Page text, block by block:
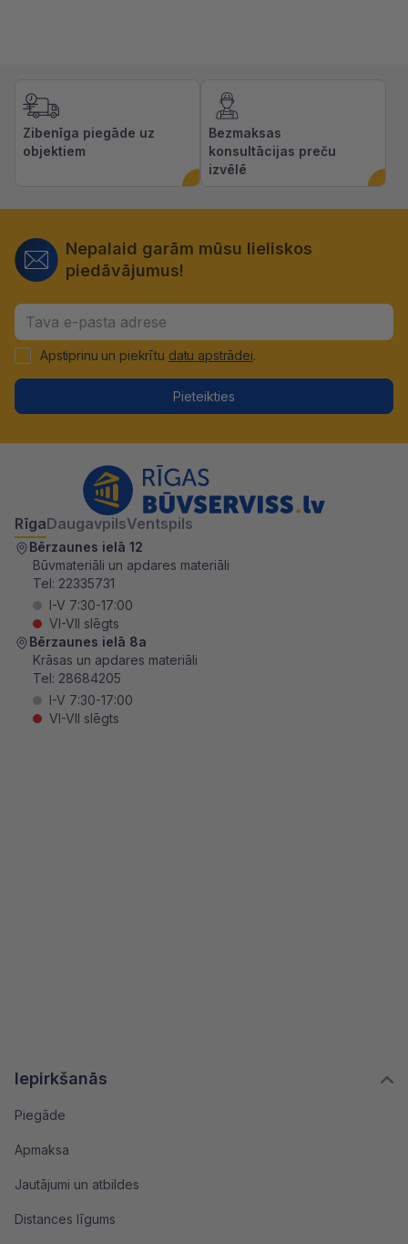
Zibenīga piegāde uz
objektiem
Bezmaksas
konsultācijas preču
izvēlē
Nepalaid garām mūsu lieliskos
piedāvājumus!
Apstiprinu un piekrītu datu apstrādei.
Pieteikties
Iepirkšanās
Piegāde
Apmaksa
Jautājumi un atbildes
Distances līgums
RīgaDaugavpilsVentspils
Bērzaunes ielā 12
Būvmateriāli un apdares materiāli
Tel: 22335731
I-V 7:30-17:00
VI-VII slēgts
Bērzaunes ielā 8a
Krāsas un apdares materiāli
Tel: 28684205
I-V 7:30-17:00
VI-VII slēgts